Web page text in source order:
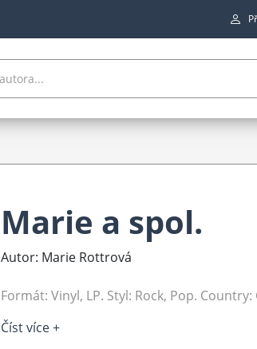
Marie a spol.
Autor: Marie Rottrová
Formát: Vinyl, LP. Styl: Rock, Pop. Country:
Číst více +